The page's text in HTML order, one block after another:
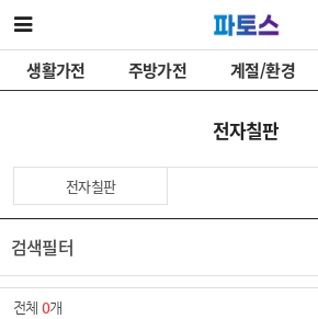
생활가전 주방가전 계절/환경
전자칠판
전자칠판
검색필터
전체0개